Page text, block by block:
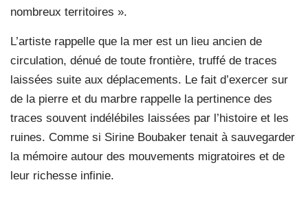
nombreux territoires ».
L’artiste rappelle que la mer est un lieu ancien de
circulation, dénué de toute frontière, truffé de traces
laissées suite aux déplacements. Le fait d’exercer sur
de la pierre et du marbre rappelle la pertinence des
traces souvent indélébiles laissées par l’histoire et les
ruines. Comme si Sirine Boubaker tenait à sauvegarder
la mémoire autour des mouvements migratoires et de
leur richesse infinie.